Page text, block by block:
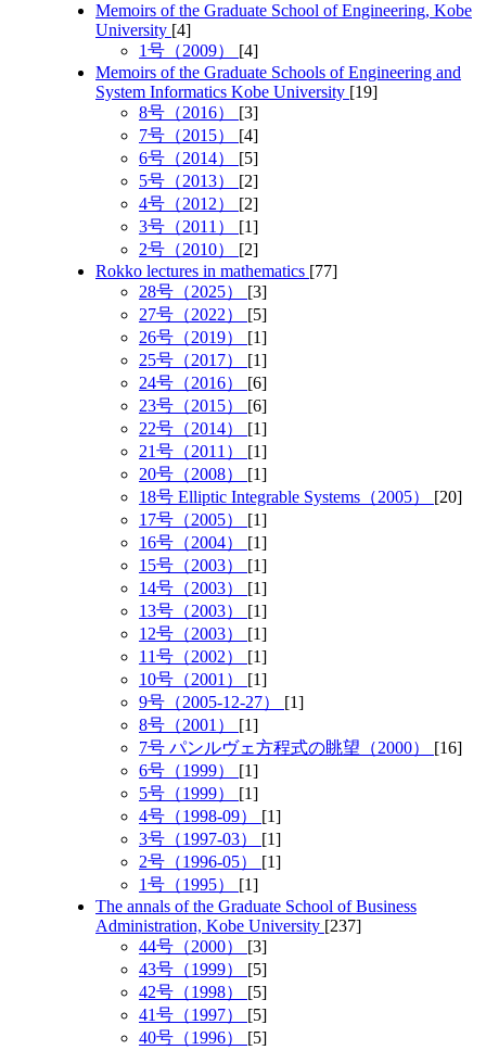
Memoirs of the Graduate School of Engineering, Kobe
University [4]
1号（2009） [4]
Memoirs of the Graduate Schools of Engineering and
System Informatics Kobe University [19]
8号（2016） [3]
7号（2015） [4]
6号（2014） [5]
5号（2013） [2]
4号（2012） [2]
3号（2011） [1]
2号（2010） [2]
Rokko lectures in mathematics [77]
28号（2025） [3]
27号（2022） [5]
26号（2019） [1]
25号（2017） [1]
24号（2016） [6]
23号（2015） [6]
22号（2014） [1]
21号（2011） [1]
20号（2008） [1]
18号 Elliptic Integrable Systems（2005） [20]
17号（2005） [1]
16号（2004） [1]
15号（2003） [1]
14号（2003） [1]
13号（2003） [1]
12号（2003） [1]
11号（2002） [1]
10号（2001） [1]
9号（2005-12-27） [1]
8号（2001） [1]
7号 パンルヴェ方程式の眺望（2000） [16]
6号（1999） [1]
5号（1999） [1]
4号（1998-09） [1]
3号（1997-03） [1]
2号（1996-05） [1]
1号（1995） [1]
The annals of the Graduate School of Business
Administration, Kobe University [237]
44号（2000） [3]
43号（1999） [5]
42号（1998） [5]
41号（1997） [5]
40号（1996） [5]